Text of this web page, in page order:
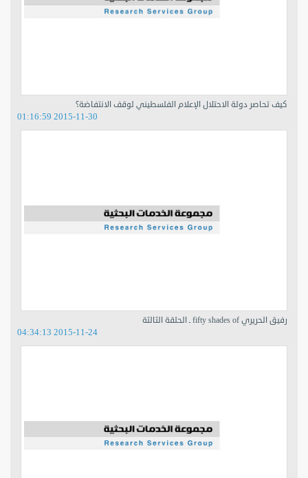
كيف تحاصر دولة الاحتلال الإعلام الفلسطيني لوقف الانتفاضة؟
2015-11-30 01:16:59
رفيق الحريري fifty shades of ـ الحلقة الثالثة
2015-11-24 04:34:13